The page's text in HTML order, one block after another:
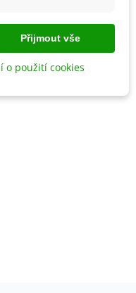
Přijmout vše
o použití cookies